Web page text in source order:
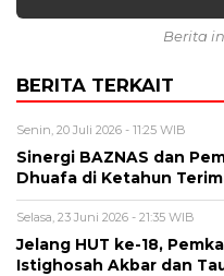
Berita
BERITA TERKAIT
Senin, 20 Juli 2026 - 11:25 WIB
Sinergi BAZNAS dan
Dhuafa di Ketahun
Selasa, 23 Juni 2026 - 21:35 WIB
Jelang HUT ke-18,
Istighosah Akbar dan